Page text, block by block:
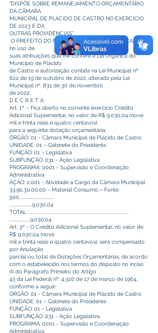
“DISPÕE SOBRE REMANEJAMENTO ORÇAMENTÁRIO
DA CÂMARA
MUNICIPAL DE PLÁCIDO DE CASTRO NO EXERCÍCIO
DE 2023 E DA
OUTRAS PROVIDÊNCIAS”
O PREFEITO DO MUNICÍPIO DE PLÁCIDO DE CASTRO
no uso de
suas atribuições que lhe confere a Lei Orgânica do
Município de Plácido
de Castro e autorização contida na Lei Municipal nº.
822 de 19 de outubro de 2022, alterada pela Lei
Municipal nº. 831 de 30 de novembro
de 2022;
D E C R E T A:
Art. 1º. - Fica aberto no corrente exercício Crédito
Adicional Suplementar, no valor de R$ 9.030,04 (nove
mil e trinta reais e quatro centavos),
para a seguinte dotação orçamentária:
ÓRGÃO: 01 - Câmara Municipal de Plácido de Castro
UNIDADE: 01 – Gabinete do Presidente
FUNÇÃO: 01 – Legislativa
SUBFUNÇÃO: 031 - Ação Legislativa
PROGRAMA: 0001 - Supervisão e Coordenação
Administrativa
AÇÃO: 2.001 - Atividade a Cargo da Câmara Municipal
33.90.30.00.00 – Material Consumo – Fonte
500....................................
.......................9.030,04
TOTAL ......................................................................................................
.....................9.030,04
Art. 3º - O Crédito Adicional Suplementar, no valor de
R$ 9.030,04 (nove
mil e trinta reais e quatro centavos), será compensado
por Anulação
parcial ou total de Dotações Orçamentárias, de acordo
com o estabelecido nos termos do disposto no inciso
III do Parágrafo Primeiro do Artigo
43 da Lei Federal nº. 4.320 de 17 de março de 1964,
conforme a seguir:
ÓRGÃO: 01 - Câmara Municipal de Plácido de Castro
UNIDADE: 01 – Gabinete do Presidente
FUNÇÃO: 01 – Legislativa
SUBFUNÇÃO: 031 - Ação Legislativa
PROGRAMA: 0001 - Supervisão e Coordenação
Administrativa